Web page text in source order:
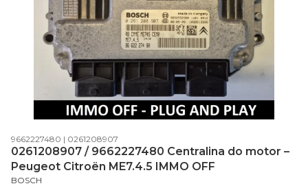
Código do produto
9662227480 Código do fabricante
0261208907
0261208907 / 9662227480 Centralina do motor –
Peugeot Citroën ME7.4.5 IMMO OFF
FABRICANTE
BOSCH